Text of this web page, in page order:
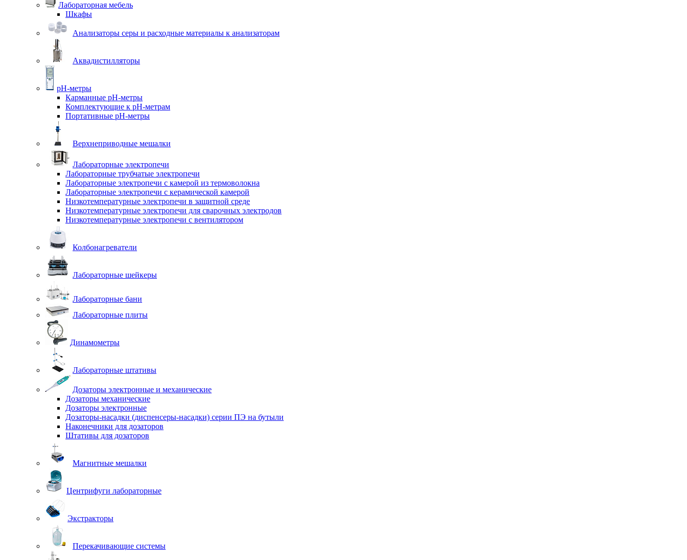
Лабораторная мебель
Шкафы
Анализаторы серы и расходные материалы к анализаторам
Аквадистилляторы
pH-метры
Карманные pH-метры
Комплектующие к pH-метрам
Портативные pH-метры
Верхнеприводные мешалки
Лабораторные электропечи
Лабораторные трубчатые электропечи
Лабораторные электропечи с камерой из термоволокна
Лабораторные электропечи с керамической камерой
Низкотемпературные электропечи в защитной среде
Низкотемпературные электропечи для cварочных электродов
Низкотемпературные электропечи с вентилятором
Колбонагреватели
Лабораторные шейкеры
Лабораторные бани
Лабораторные плиты
Динамометры
Лабораторные штативы
Дозаторы электронные и механические
Дозаторы механические
Дозаторы электронные
Дозаторы-насадки (диспенсеры-насадки) серии ПЭ на бутыли
Наконечники для дозаторов
Штативы для дозаторов
Магнитные мешалки
Центрифуги лабораторные
Экстракторы
Перекачивающие системы